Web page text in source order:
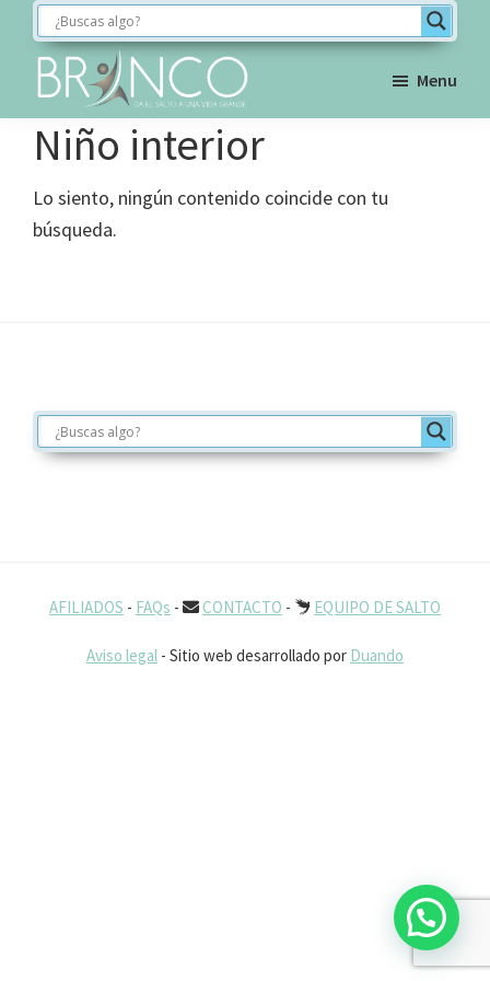
Saltar
navegación
principal
Saltar
contenido
Saltar
página
BRINCO
FORMACIÓN
Menu
Niño interior
Lo siento, ningún contenido coincide con tu
búsqueda.
Footer
AFILIADOS - FAQs - CONTACTO - EQUIPO DE SALTO
Aviso legal - Sitio web desarrollado por Duando